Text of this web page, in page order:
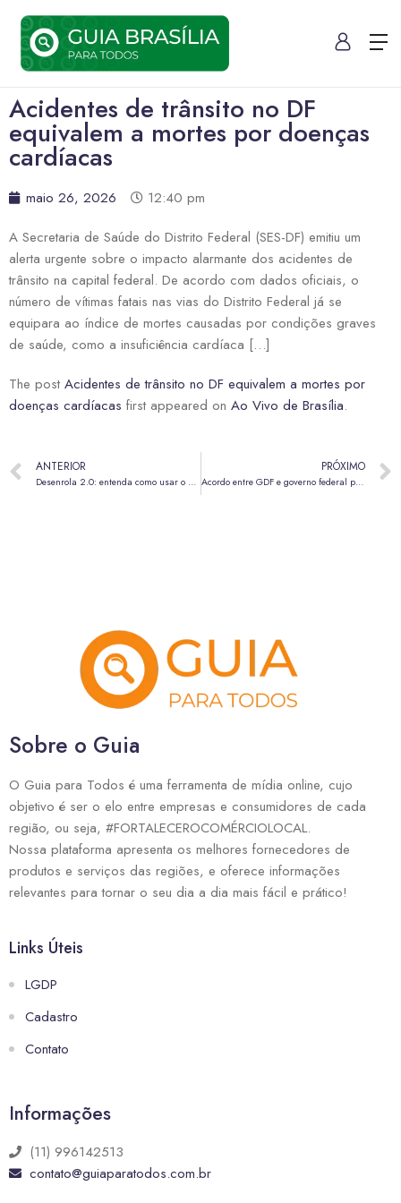
Acidentes de trânsito no DF
equivalem a mortes por doenças
cardíacas
maio 26, 2026
12:40 pm
A Secretaria de Saúde do Distrito Federal (SES-DF) emitiu um
alerta urgente sobre o impacto alarmante dos acidentes de
trânsito na capital federal. De acordo com dados oficiais, o
número de vítimas fatais nas vias do Distrito Federal já se
equipara ao índice de mortes causadas por condições graves
de saúde, como a insuficiência cardíaca […]
The post Acidentes de trânsito no DF equivalem a mortes por
doenças cardíacas first appeared on Ao Vivo de Brasília.
ANTERIOR
Desenrola 2.0: entenda como usar o saldo do FGTS para quitar dívidas
PRÓXIMO
Acordo entre GDF e governo federal para salvar o BRB avança após audiência no STF
Sobre o Guia
O Guia para Todos é uma ferramenta de mídia online, cujo
objetivo é ser o elo entre empresas e consumidores de cada
região, ou seja, #FORTALECEROCOMÉRCIOLOCAL.
Nossa plataforma apresenta os melhores fornecedores de
produtos e serviços das regiões, e oferece informações
relevantes para tornar o seu dia a dia mais fácil e prático!
Links Úteis
LGDP
Cadastro
Contato
Informações
(11) 996142513
contato@guiaparatodos.com.br